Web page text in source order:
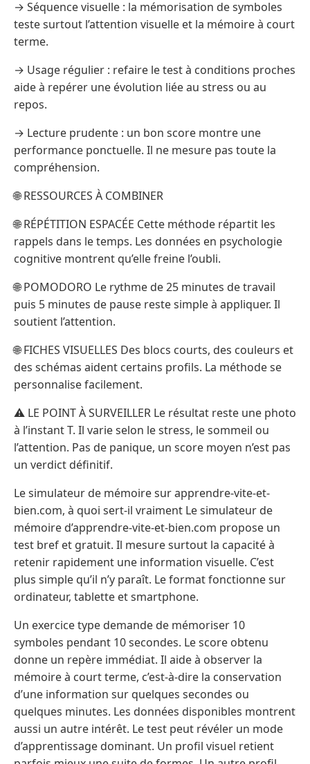
→ Séquence visuelle : la mémorisation de symboles
teste surtout l’attention visuelle et la mémoire à court
terme.
→ Usage régulier : refaire le test à conditions proches
aide à repérer une évolution liée au stress ou au
repos.
→ Lecture prudente : un bon score montre une
performance ponctuelle. Il ne mesure pas toute la
compréhension.
🌐 RESSOURCES À COMBINER
🌐 RÉPÉTITION ESPACÉE Cette méthode répartit les
rappels dans le temps. Les données en psychologie
cognitive montrent qu’elle freine l’oubli.
🌐 POMODORO Le rythme de 25 minutes de travail
puis 5 minutes de pause reste simple à appliquer. Il
soutient l’attention.
🌐 FICHES VISUELLES Des blocs courts, des couleurs et
des schémas aident certains profils. La méthode se
personnalise facilement.
⚠️ LE POINT À SURVEILLER Le résultat reste une photo
à l’instant T. Il varie selon le stress, le sommeil ou
l’attention. Pas de panique, un score moyen n’est pas
un verdict définitif.
Le simulateur de mémoire sur apprendre-vite-et-
bien.com, à quoi sert-il vraiment Le simulateur de
mémoire d’apprendre-vite-et-bien.com propose un
test bref et gratuit. Il mesure surtout la capacité à
retenir rapidement une information visuelle. C’est
plus simple qu’il n’y paraît. Le format fonctionne sur
ordinateur, tablette et smartphone.
Un exercice type demande de mémoriser 10
symboles pendant 10 secondes. Le score obtenu
donne un repère immédiat. Il aide à observer la
mémoire à court terme, c’est-à-dire la conservation
d’une information sur quelques secondes ou
quelques minutes. Les données disponibles montrent
aussi un autre intérêt. Le test peut révéler un mode
d’apprentissage dominant. Un profil visuel retient